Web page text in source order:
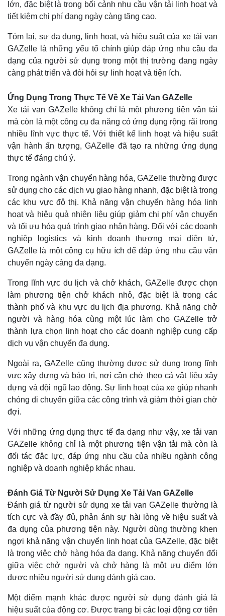
lớn, đặc biệt là trong bối cảnh nhu cầu vận tải linh hoạt và
tiết kiệm chi phí đang ngày càng tăng cao.
Tóm lại, sự đa dụng, linh hoạt, và hiệu suất của xe tải van
GAZelle là những yếu tố chính giúp đáp ứng nhu cầu đa
dạng của người sử dụng trong một thị trường đang ngày
càng phát triển và đòi hỏi sự linh hoạt và tiện ích.
Ứng Dụng Trong Thực Tế Về Xe Tải Van GAZelle
Xe tải van GAZelle không chỉ là một phương tiện vận tải
mà còn là một công cụ đa năng có ứng dụng rộng rãi trong
nhiều lĩnh vực thực tế. Với thiết kế linh hoạt và hiệu suất
vận hành ấn tượng, GAZelle đã tạo ra những ứng dụng
thực tế đáng chú ý.
Trong ngành vận chuyển hàng hóa, GAZelle thường được
sử dụng cho các dịch vụ giao hàng nhanh, đặc biệt là trong
các khu vực đô thị. Khả năng vận chuyển hàng hóa linh
hoạt và hiệu quả nhiên liệu giúp giảm chi phí vận chuyển
và tối ưu hóa quá trình giao nhận hàng. Đối với các doanh
nghiệp logistics và kinh doanh thương mại điện tử,
GAZelle là một công cụ hữu ích để đáp ứng nhu cầu vận
chuyển ngày càng đa dạng.
Trong lĩnh vực du lịch và chở khách, GAZelle được chọn
làm phương tiện chở khách nhỏ, đặc biệt là trong các
thành phố và khu vực du lịch địa phương. Khả năng chở
người và hàng hóa cùng một lúc làm cho GAZelle trở
thành lựa chọn linh hoạt cho các doanh nghiệp cung cấp
dịch vụ vận chuyển đa dụng.
Ngoài ra, GAZelle cũng thường được sử dụng trong lĩnh
vực xây dựng và bảo trì, nơi cần chở theo cả vật liệu xây
dựng và đội ngũ lao động. Sự linh hoạt của xe giúp nhanh
chóng di chuyển giữa các công trình và giảm thời gian chờ
đợi.
Với những ứng dụng thực tế đa dạng như vậy, xe tải van
GAZelle không chỉ là một phương tiện vận tải mà còn là
đối tác đắc lực, đáp ứng nhu cầu của nhiều ngành công
nghiệp và doanh nghiệp khác nhau.
Đánh Giá Từ Người Sử Dụng Xe Tải Van GAZelle
Đánh giá từ người sử dụng xe tải van GAZelle thường là
tích cực và đầy đủ, phản ánh sự hài lòng về hiệu suất và
đa dụng của phương tiện này. Người dùng thường khen
ngợi khả năng vận chuyển linh hoạt của GAZelle, đặc biệt
là trong việc chở hàng hóa đa dạng. Khả năng chuyển đổi
giữa việc chở người và chở hàng là một ưu điểm lớn
được nhiều người sử dụng đánh giá cao.
Một điểm mạnh khác được người sử dụng đánh giá là
hiệu suất của động cơ. Được trang bị các loại động cơ tiên